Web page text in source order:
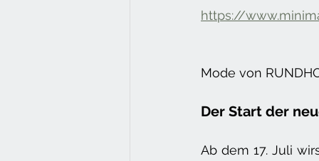
https://
Mode von
Der Start der
Ab dem 17. Juli